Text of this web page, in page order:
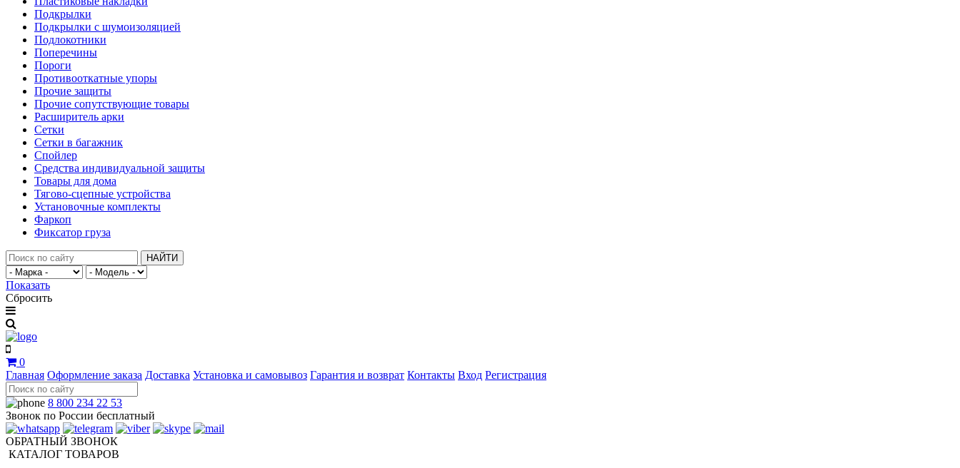
Подкрылки
Подкрылки с шумоизоляцией
Подлокотники
Поперечины
Пороги
Противооткатные упоры
Прочие защиты
Прочие сопутствующие товары
Расширитель арки
Сетки
Сетки в багажник
Спойлер
Средства индивидуальной защиты
Товары для дома
Тягово-сцепные устройства
Установочные комплекты
Фаркоп
Фиксатор груза
НАЙТИ
Показать
Сбросить
0
Главная Оформление заказа Доставка Установка и самовывоз Гарантия и возврат Контакты Вход Регистрация
8 800 234 22 53
Звонок по России бесплатный
ОБРАТНЫЙ ЗВОНОК
КАТАЛОГ ТОВАРОВ